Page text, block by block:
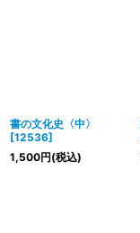
書の文化史〈中〉
[12536]
1,500円(税込)